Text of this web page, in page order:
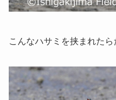
こんなハサミを挟まれたら